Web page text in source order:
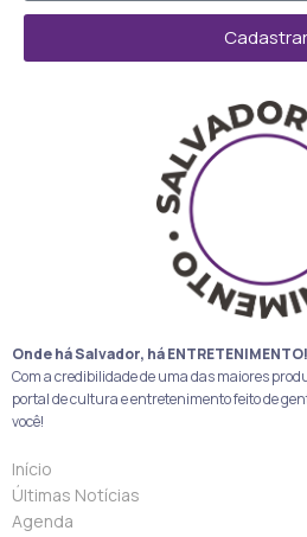
Cadastrar
Onde há Salvador, há ENTRETENIMENTO!
Com a credibilidade de uma das maiores
portal de cultura e entretenimento feito de
você!
Início
Últimas Notícias
Agenda